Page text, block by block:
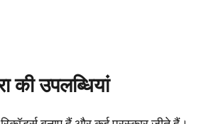
की उपलब्धियां